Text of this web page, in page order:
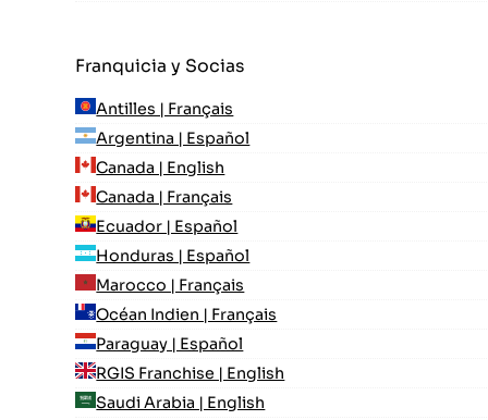
Franquicia y Socias
Antilles | Français
Argentina | Español
Canada | English
Canada | Français
Ecuador | Español
Honduras | Español
Marocco | Français
Océan Indien | Français
Paraguay | Español
RGIS Franchise | English
Saudi Arabia | English